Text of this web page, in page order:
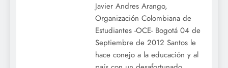
Javier Andres Arango,
Organización Colombiana de
Estudiantes -OCE- Bogotá 04 de
Septiembre de 2012 Santos le
hace conejo a la educación y al